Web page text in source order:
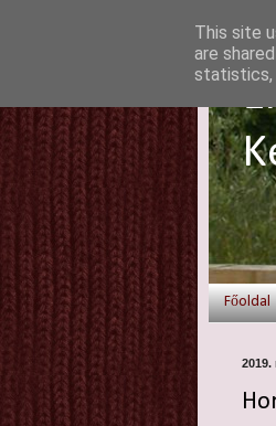
Főoldal
2019.
This site
are
statistics,